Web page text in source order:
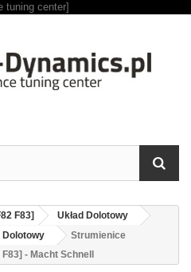
F83]
Układ Dolotowy
Dolotowy
Strumienice
- Macht Schnell